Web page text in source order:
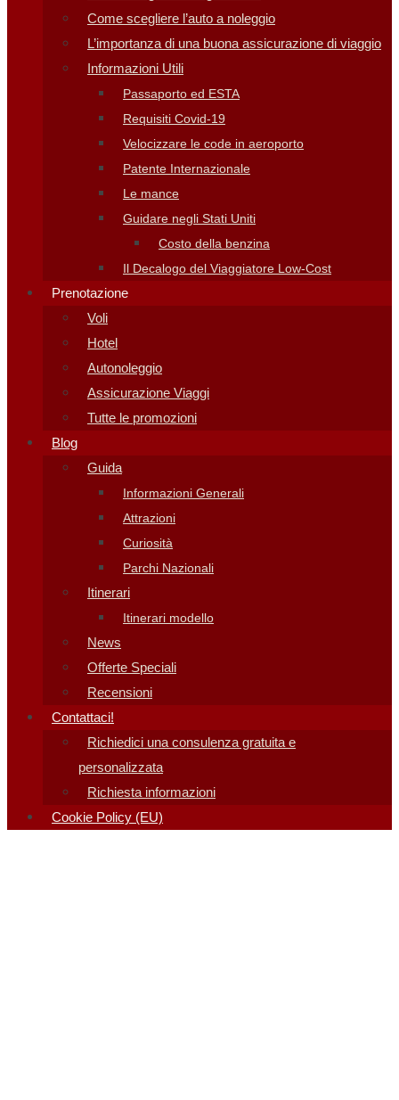
Come scegliere l’auto a noleggio
L’importanza di una buona assicurazione di viaggio
Informazioni Utili
Passaporto ed ESTA
Requisiti Covid-19
Velocizzare le code in aeroporto
Patente Internazionale
Le mance
Guidare negli Stati Uniti
Costo della benzina
Il Decalogo del Viaggiatore Low-Cost
Prenotazione
Voli
Hotel
Autonoleggio
Assicurazione Viaggi
Tutte le promozioni
Blog
Guida
Informazioni Generali
Attrazioni
Curiosità
Parchi Nazionali
Itinerari
Itinerari modello
News
Offerte Speciali
Recensioni
Contattaci!
Richiedici una consulenza gratuita e
personalizzata
Richiesta informazioni
Cookie Policy (EU)